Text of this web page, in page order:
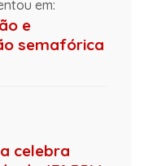
em:
e
semafórica
celebra